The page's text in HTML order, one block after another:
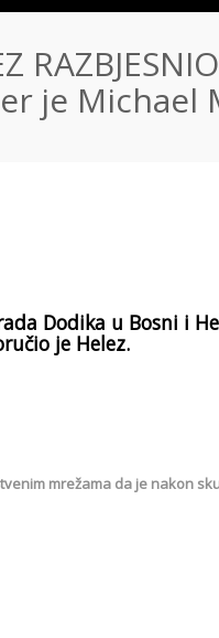
je Michael
Dodika u Bosni i
je Helez.
mrežama da je nakon